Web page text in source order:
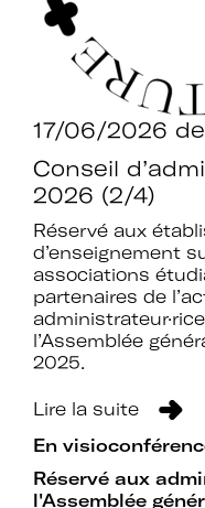
17/06/2026
Conseil
2026 (2/4)
Réservé aux
d’enseignement
associations
partenaires de
l’Assemblée
2025.
Lire la suite
En
Réservé aux
l'Assemblée